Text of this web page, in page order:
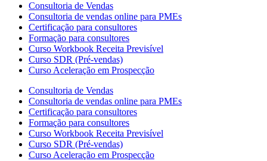
Consultoria de Vendas
Consultoria de vendas online para PMEs
Certificação para consultores
Formação para consultores
Curso Workbook Receita Previsível
Curso SDR (Pré-vendas)
Curso Aceleração em Prospecção
Consultoria de Vendas
Consultoria de vendas online para PMEs
Certificação para consultores
Formação para consultores
Curso Workbook Receita Previsível
Curso SDR (Pré-vendas)
Curso Aceleração em Prospecção